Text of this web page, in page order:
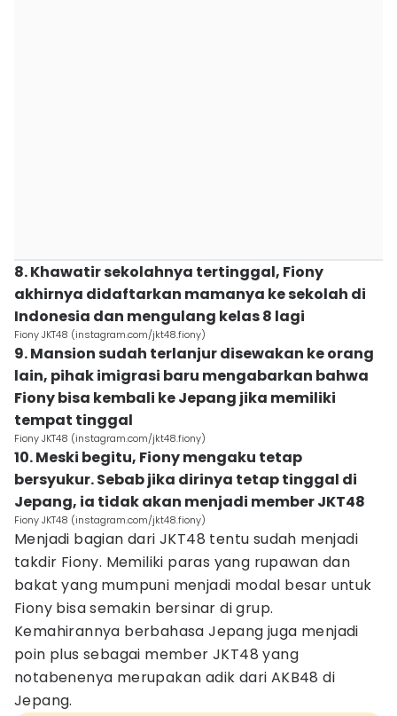
8. Khawatir sekolahnya tertinggal, Fiony
akhirnya didaftarkan mamanya ke sekolah di
Indonesia dan mengulang kelas 8 lagi
Fiony JKT48 (instagram.com/jkt48.fiony)
9. Mansion sudah terlanjur disewakan ke orang
lain, pihak imigrasi baru mengabarkan bahwa
Fiony bisa kembali ke Jepang jika memiliki
tempat tinggal
Fiony JKT48 (instagram.com/jkt48.fiony)
10. Meski begitu, Fiony mengaku tetap
bersyukur. Sebab jika dirinya tetap tinggal di
Jepang, ia tidak akan menjadi member JKT48
Fiony JKT48 (instagram.com/jkt48.fiony)
Menjadi bagian dari JKT48 tentu sudah menjadi
takdir Fiony. Memiliki paras yang rupawan dan
bakat yang mumpuni menjadi modal besar untuk
Fiony bisa semakin bersinar di grup.
Kemahirannya berbahasa Jepang juga menjadi
poin plus sebagai member JKT48 yang
notabenenya merupakan adik dari AKB48 di
Jepang.